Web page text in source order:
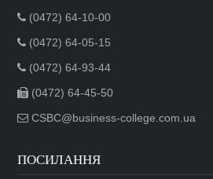
(0472) 64-10-00
(0472) 64-05-15
(0472) 64-93-44
(0472) 64-45-50
CSBC@business-college.com.ua
ПОСИЛАННЯ